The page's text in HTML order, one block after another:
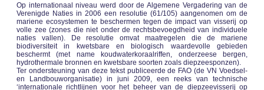
Op internationaal niveau werd door de Algemene Vergadering van de
Verenigde Naties in 2006 een resolutie (61/105) aangenomen om de
mariene ecosystemen te beschermen tegen de impact van visserij op
volle zee (zones die niet onder de rechtsbevoegdheid van individuele
naties vallen). De resolutie omvat maatregelen die de mariene
biodiversiteit in kwetsbare en biologisch waardevolle gebieden
beschermt (met name koudwaterkoraalriffen, onderzeese bergen,
hydrothermale bronnen en kwetsbare soorten zoals diepzeesponzen).
Ter ondersteuning van deze tekst publiceerde de FAO (de VN Voedsel-
en Landbouworganisatie) in juni 2009, een reeks van technische
‘internationale richtlijnen voor het beheer van de diepzeevisserij op